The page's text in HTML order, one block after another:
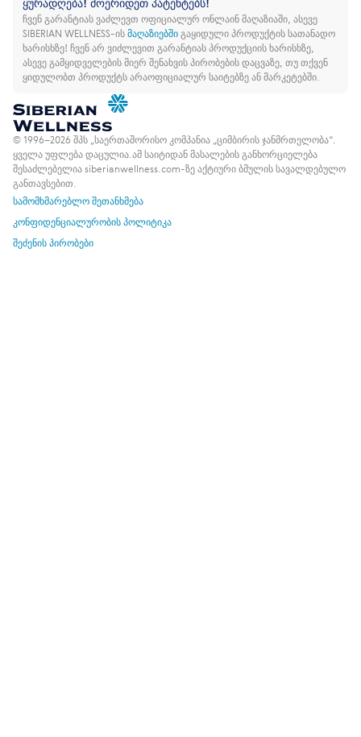
ჩვენ გარანტიას ვაძლევთ ოფიციალურ ონლაინ მაღაზიაში, ასევე
SIBERIAN WELLNESS-ისმაღაზიებშიგაყიდული პროდუქტის სათანადო
ხარისხზე! ჩვენ არ ვიძლევით გარანტიას პროდუქციის ხარისხზე,
ასევე გამყიდველების მიერ შენახვის პირობების დაცვაზე, თუ თქვენ
ყიდულობთ პროდუქტს არაოფიციალურ საიტებზე ან მარკეტებში.
© 1996–2026 შპს „საერთაშორისო კომპანია „ციმბირის ჯანმრთელობა“.
ყველა უფლება დაცულია. ამ საიტიდან მასალების განხორციელება
შესაძლებელია siberianwellness.com-ზე აქტიური ბმულის სავალდებულო
განთავსებით.
სამომხმარებლო შეთანხმება
კონფიდენციალურობის პოლიტიკა
შეძენის პირობები